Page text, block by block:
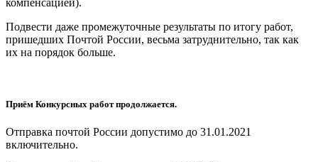
компенсацией).
Подвести даже промежуточные результаты по итогу работ,
пришедших Почтой России, весьма затруднительно, так как
их на порядок больше.
Приём Конкурсных работ продолжается.
Отправка почтой России допустимо до 31.01.2021
включительно.